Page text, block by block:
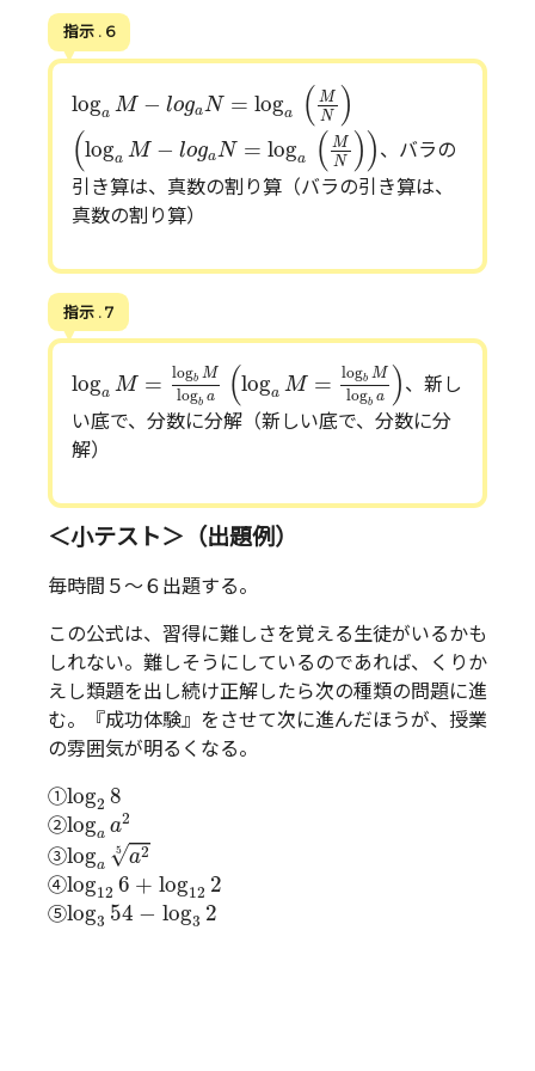
指示 . 6
loga M − logaN = loga ( M
N
)
N )
(loga M − logaN = loga ( M
N
))
log MN))
、バラの
引き算は、真数の割り算（バラの引き算は、
真数の割り算）
指示 . 7
loga M = logb M
logb a
logb M log
(loga M = logb M
logb a )
log log b Mlog
、新し
い底で、分数に分解（新しい底で、分数に分
解）
＜小テスト＞（出題例）
毎時間５～６出題する。
この公式は、習得に難しさを覚える生徒がいるかも
しれない。難しそうにしているのであれば、くりか
えし類題を出し続け正解したら次の種類の問題に進
む。『成功体験』をさせて次に進んだほうが、授業
の雰囲気が明るくなる。
①log2 8
log 28
②loga a2
logaa
③loga
5
√a2
logaa25
④log12 6 + log12 2
log126 + log 2
⑤log3 54 − log3 2
log354 log32